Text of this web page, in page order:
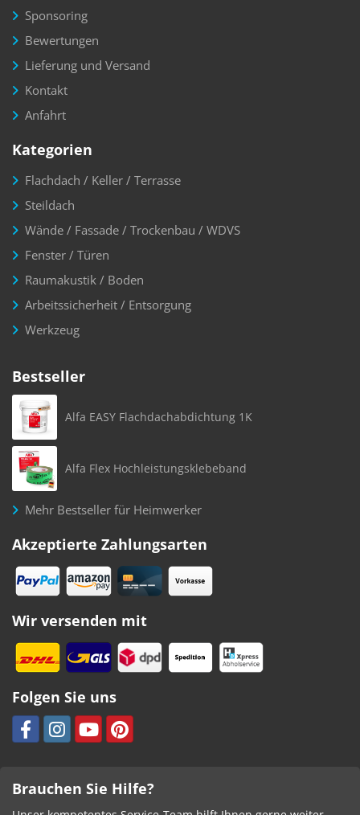
Sponsoring
Bewertungen
Lieferung und Versand
Kontakt
Anfahrt
Kategorien
Flachdach / Keller / Terrasse
Steildach
Wände / Fassade / Trockenbau / WDVS
Fenster / Türen
Raumakustik / Boden
Arbeitssicherheit / Entsorgung
Werkzeug
Bestseller
Alfa EASY Flachdachabdichtung 1K
Alfa Flex Hochleistungsklebeband
Mehr Bestseller für Heimwerker
Akzeptierte Zahlungsarten
Wir versenden mit
Folgen Sie uns
Brauchen Sie Hilfe?